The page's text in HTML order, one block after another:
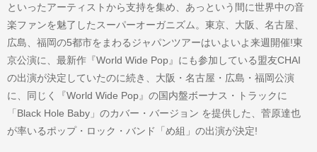
といったアーティストから支持を集め、あっという間に世界中の音
楽ファンを魅了したスーパーオーガニズム。東京、大阪、名古屋、
広島、福岡の5都市をまわるジャパンツアーはいよいよ来週開催!東
京公演に、最新作『World Wide Pop』にも参加している盟友CHAI
の出演が決定していたのに続き、大阪・名古屋・広島・福岡公演
に、同じく『World Wide Pop』の国内盤ボーナス・トラックに
「Black Hole Baby」のカバー・バージョン を提供した、菅原達也
が率いるポップ・ロック・バンド「め組」の出演が決定!